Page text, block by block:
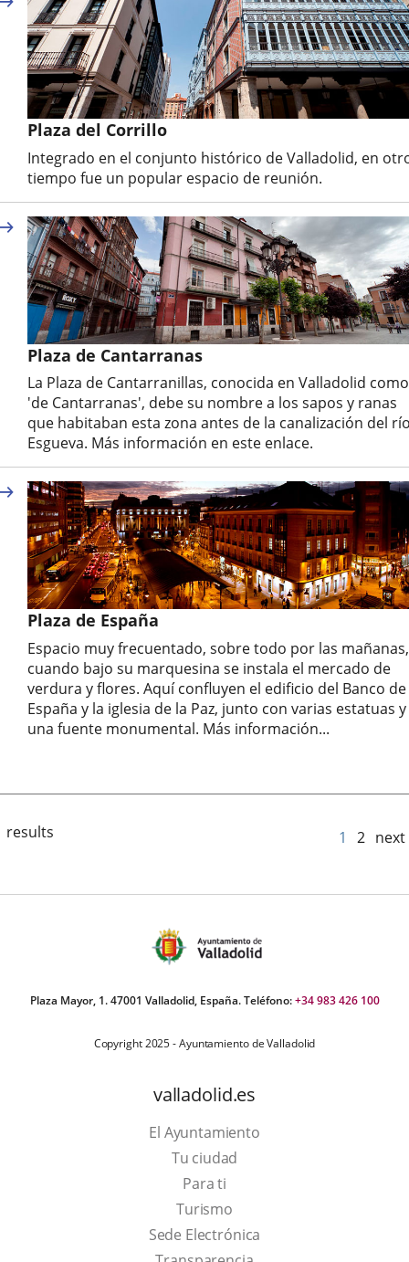
Plaza del Corrillo
Integrado en el conjunto histórico de Valladolid, en
tiempo fue un popular espacio de reunión.
Plaza de Cantarranas
La Plaza de Cantarranillas, conocida en Valladolid como
'de Cantarranas', debe su nombre a los sapos y ranas
que habitaban esta zona antes de la canalización del
Esgueva. Más información en este enlace.
Plaza de España
Espacio muy frecuentado, sobre todo por las mañanas,
cuando bajo su marquesina se instala el mercado de
verdura y flores. Aquí confluyen el edificio del Banco de
España y la iglesia de la Paz, junto con varias estatuas y
una fuente monumental. Más información...
results 1 2 next
Plaza Mayor, 1. 47001 Valladolid, España. Teléfono:+34 983 426 100
Copyright 2025 - Ayuntamiento de Valladolid
valladolid.es
El Ayuntamiento
Tu ciudad
Para ti
TurismoThis
link
Sede Electrónica